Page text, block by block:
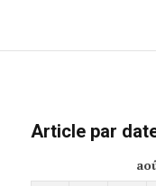
Article par